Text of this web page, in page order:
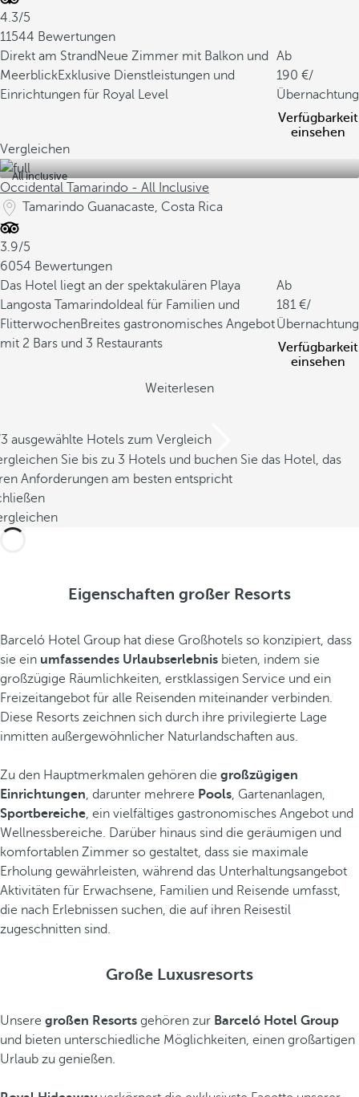
4.3/5
11544 Bewertungen
Direkt am Strand Neue Zimmer mit Balkon und
MeerblickExklusive Dienstleistungen und
Einrichtungen für Royal Level
Ab
190
/
Übernachtung
Verfügbarkeit
einsehen
Vergleichen
All inclusive
Occidental Tamarindo - All Inclusive
Tamarindo Guanacaste, Costa Rica
3.9/5
6054 Bewertungen
Das Hotel liegt an der spektakulären Playa
Langosta Tamarindo Ideal für Familien und
FlitterwochenBreites gastronomisches Angebot
mit 2 Bars und 3 Restaurants
Ab
181
/
Übernachtung
Verfügbarkeit
einsehen
Weiterlesen
ausgewählte Hotels zum Vergleich
Sie bis zu 3 Hotels und buchen Sie das Hotel, das
Anforderungen am besten entspricht
Eigenschaften großer Resorts
Barceló Hotel Group hat diese Großhotels so konzipiert, dass
sie ein umfassendes Urlaubserlebnis bieten, indem sie
großzügige Räumlichkeiten, erstklassigen Service und ein
Freizeitangebot für alle Reisenden miteinander verbinden.
Diese Resorts zeichnen sich durch ihre privilegierte Lage
inmitten außergewöhnlicher Naturlandschaften aus.
Zu den Hauptmerkmalen gehören die großzügigen
Einrichtungen, darunter mehrere Pools, Gartenanlagen,
Sportbereiche, ein vielfältiges gastronomisches Angebot und
Wellnessbereiche. Darüber hinaus sind die geräumigen und
komfortablen Zimmer so gestaltet, dass sie maximale
Erholung gewährleisten, während das Unterhaltungsangebot
Aktivitäten für Erwachsene, Familien und Reisende umfasst,
die nach Erlebnissen suchen, die auf ihren Reisestil
zugeschnitten sind.
Große Luxusresorts
Unsere großen Resorts gehören zur Barceló Hotel Group
und bieten unterschiedliche Möglichkeiten, einen großartigen
Urlaub zu genießen.